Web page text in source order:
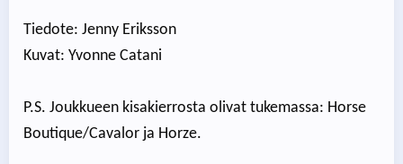
Tiedote: Jenny Eriksson
Kuvat: Yvonne Catani
P.S. Joukkueen kisakierrosta olivat tukemassa: Horse
Boutique/Cavalor ja Horze.